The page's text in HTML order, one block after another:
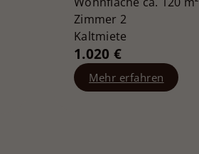
Zimmer 2
Kaltmiete
1.020 €
Mehr erfahren